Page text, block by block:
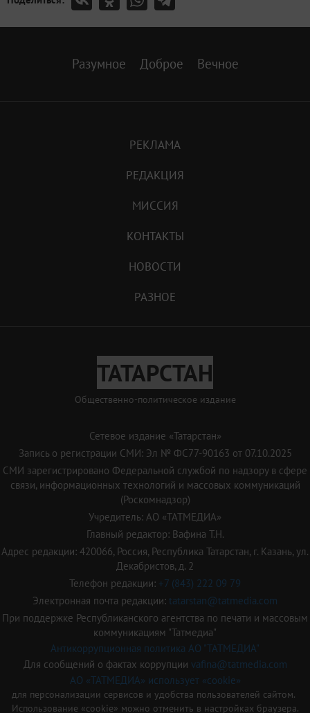
Разумное Доброе Вечное
РЕКЛАМА
РЕДАКЦИЯ
МИССИЯ
КОНТАКТЫ
НОВОСТИ
РАЗНОЕ
ТАТАРСТАН
Общественно-политическое издание
Сетевое издание «Татарстан»
Запись о регистрации СМИ: Эл № ФС77-90163 от 07.10.2025
СМИ зарегистрировано Федеральной службой по надзору в сфере
связи, информационных технологий и массовых коммуникаций
(Роскомнадзор)
Учредитель: АО «ТАТМЕДИА»
Главный редактор: Вафина Т.Н.
Адрес редакции: 420066, Россия, Республика Татарстан, г. Казань, ул.
Декабристов, д. 2
Телефон редакции: +7 (843) 222 09 79
Электронная почта редакции: tatarstan@tatmedia.com
При поддержке Республиканского агентства по печати и массовым
коммуникациям "Татмедиа"
Антикоррупционная политика АО "ТАТМЕДИА"
Для сообщений о фактах коррупции vafina@tatmedia.com
АО «ТАТМЕДИА» использует «cookie»
для персонализации сервисов и удобства пользователей сайтом.
Использование «cookie» можно отменить в настройках браузера.